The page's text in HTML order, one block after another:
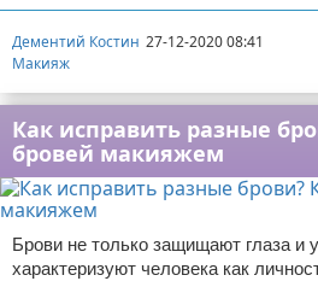
Дементий Костин 27-12-2020 08:41
Макияж
Как исправить разные
бровей макияжем
Брови не только защищают глаза и
характеризуют человека как